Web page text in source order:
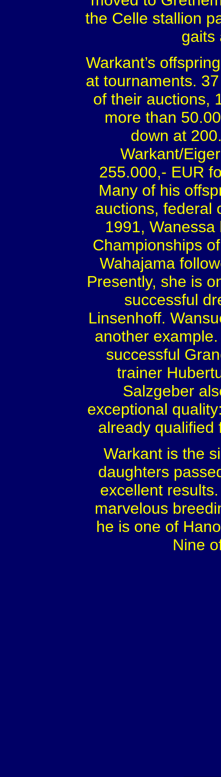
the Celle stallion
gaits
Warkant’s
at tournaments.
of their auctions,
more than
down at
Warkant/
255.000,- EUR
Many of his
auctions, federal
1991,
Championships
Wahajama
Presently, she is
successful
Linsenhoff.
another
successful
trainer
Salzgeber
exceptional
already qualified
Warkant is the
daughters
excellent
marvelous
he is one of
Nine